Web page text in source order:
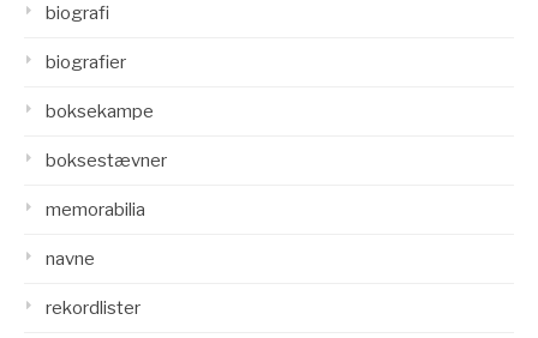
biografi
biografier
boksekampe
boksestævner
memorabilia
navne
rekordlister